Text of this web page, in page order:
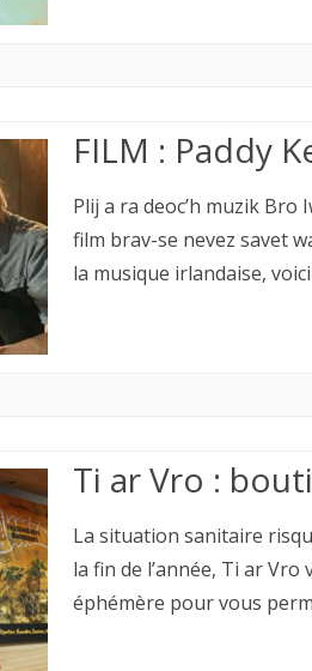
FILM : Paddy
Plij a ra deoc’h muzik
film brav-se nevez savet
la musique irlandaise,
Ti ar Vro :
La situation sanitaire
la fin de l’année, Ti ar
éphémère pour vous